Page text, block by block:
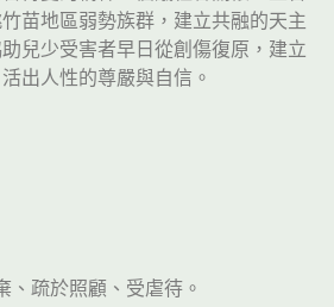
苗地區弱勢族群，建立共融的天主
兒少受害者早日從創傷復原，建立
出人性的尊嚴與自信。
、疏於照顧、受虐待。